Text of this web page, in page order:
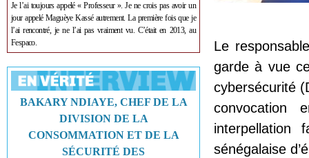
Je l’ai toujours appelé « Professeur ». Je ne crois pas avoir un
jour appelé Maguèye Kassé autrement. La première fois que je
l’ai rencontré, je ne l’ai pas vraiment vu. C’était en 2013, au
Fespaco.
BAKARY NDIAYE, CHEF DE LA
DIVISION DE LA
CONSOMMATION ET DE LA
SÉCURITÉ DES
Le
garde à vue
cybersécurité
convocation
interpellation
sénégalaise